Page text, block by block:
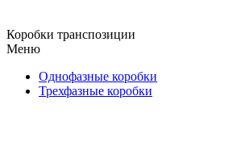
Коробки транспозиции
Меню
Однофазные коробки
Трехфазные коробки